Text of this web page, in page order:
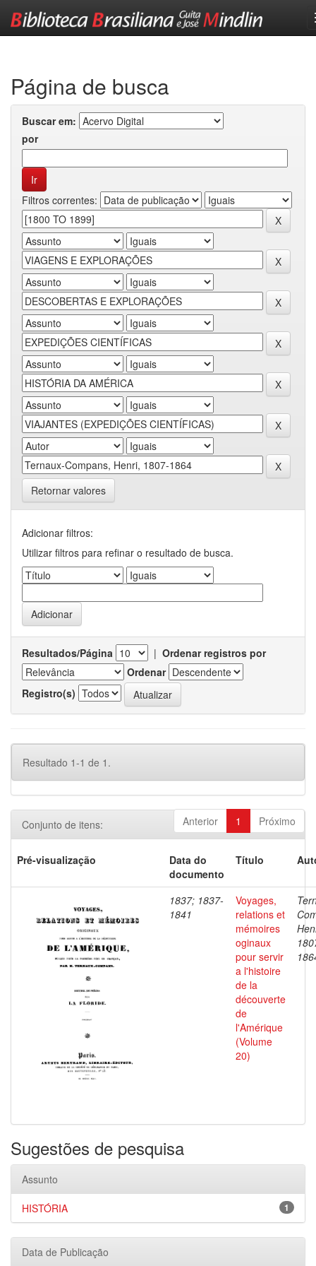
Página de busca
Buscar em:
por
Filtros correntes:
Retornar valores
Adicionar filtros:
Utilizar filtros para refinar o resultado de busca.
Resultados/Página | Ordenar registros por
Ordenar
Registro(s)
Resultado 1-1 de 1.
Anterior 1 Próximo
Conjunto de itens:
Pré-visualização
Data do
documento
Título
1837; 1837-
1841
Voyages,
relations et
mémoires
oginaux
pour servir
a l'histoire
de la
découverte
de
l'Amérique
(Volume
20)
Sugestões de pesquisa
Assunto
1
HISTÓRIA
Data de Publicação